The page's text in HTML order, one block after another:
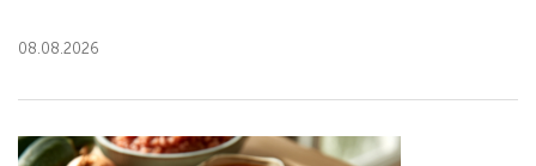
08.08.2026